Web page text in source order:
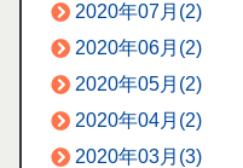
2020年07月(2)
2020年06月(2)
2020年05月(2)
2020年04月(2)
2020年03月(3)